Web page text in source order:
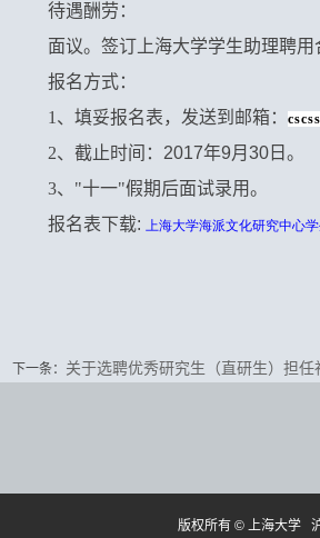
待遇酬劳：
面议。签订上海大学学生助理聘用
报名方式：
1 、填妥报名表，发送到邮箱：
2、截止时间： 2017年9月 30 日。
3、"十一"假期后面试录用。
报名表下载: 上海大学海派文化研究中心
下一条： 关于选聘优秀研究生（直研生）担
版权所有 © 上海大学